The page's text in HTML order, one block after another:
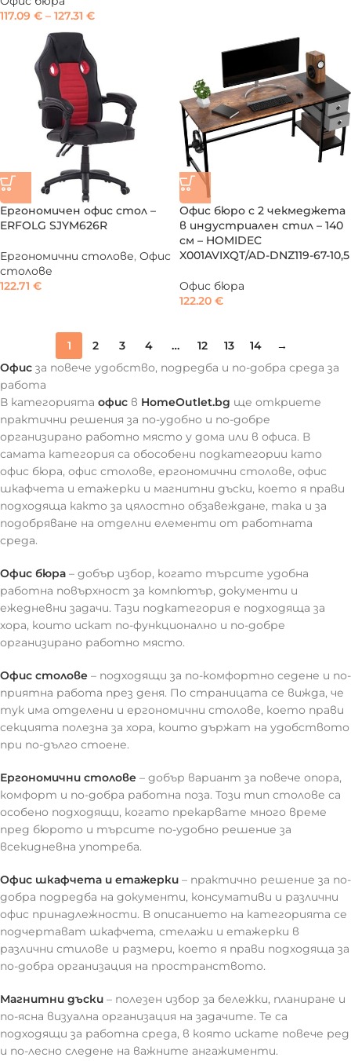
117.09 € – 127.31 €
Ергономичен офис стол –
ERFOLG SJYM626R
Ергономични столове, Офис
столове
122.71 €
Офис бюро с 2 чекмеджета
в индустриален стил – 140
см – HOMIDEC
X001AVIXQT/AD-DNZ119-67-10,5
Офис бюра
122.20 €
1 2 3 4 … 12 13 14
→
Офис за повече удобство, подредба и по-добра среда за
работа
В категорията офис в HomeOutlet.bg ще откриете
практични решения за по-удобно и по-добре
организирано работно място у дома или в офиса. В
самата категория са обособени подкатегории като
офис бюра, офис столове, ергономични столове, офис
шкафчета и етажерки и магнитни дъски, което я прави
подходяща както за цялостно обзавеждане, така и за
подобряване на отделни елементи от работната
среда.
Офис бюра – добър избор, когато търсите удобна
работна повърхност за компютър, документи и
ежедневни задачи. Тази подкатегория е подходяща за
хора, които искат по-функционално и по-добре
организирано работно място.
Офис столове – подходящи за по-комфортно седене и по-
приятна работа през деня. По страницата се вижда, че
тук има отделени и ергономични столове, което прави
секцията полезна за хора, които държат на удобството
при по-дълго стоене.
Ергономични столове – добър вариант за повече опора,
комфорт и по-добра работна поза. Този тип столове са
особено подходящи, когато прекарвате много време
пред бюрото и търсите по-удобно решение за
всекидневна употреба.
Офис шкафчета и етажерки – практично решение за по-
добра подредба на документи, консумативи и различни
офис принадлежности. В описанието на категорията се
подчертават шкафчета, стелажи и етажерки в
различни стилове и размери, което я прави подходяща за
по-добра организация на пространството.
Магнитни дъски – полезен избор за бележки, планиране и
по-ясна визуална организация на задачите. Те са
подходящи за работна среда, в която искате повече ред
и по-лесно следене на важните ангажименти.